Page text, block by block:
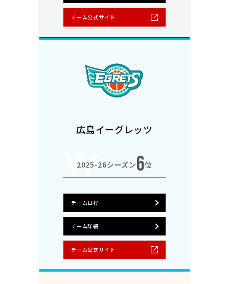
チーム公式サイト
広島イーグレッツ
2025-26シーズン6位
チーム日程
チーム詳細
チーム公式サイト